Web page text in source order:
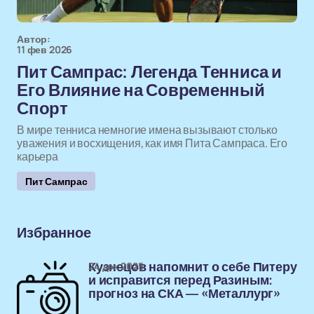
Автор:
11 фев 2026
Пит Сампрас: Легенда Тенниса и
Его Влияние на Современный
Спорт
В мире тенниса немногие имена вызывают столько
уважения и восхищения, как имя Пита Сампраса. Его
карьера
Пит Сампрас
Избранное
Кузнецов напомнит о себе Питеру
и исправится перед Разиным:
прогноз на СКА — «Металлург»
24 дек 2025